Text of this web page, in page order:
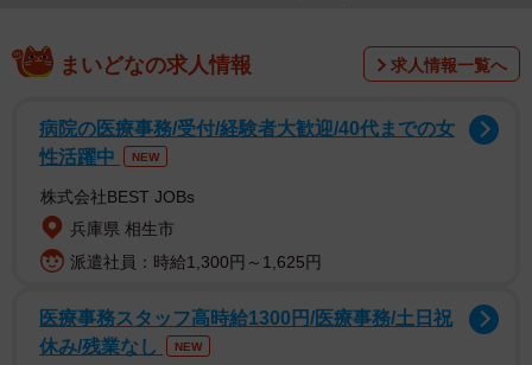
まいどなの求人情報 求人情報一覧へ
病院の医療事務/受付/経験者大歓迎/40代までの女
性活躍中
NEW
株式会社BEST JOBs
兵庫県 相生市
派遣社員：時給1,300円～1,625円
医療事務スタッフ高時給1300円/医療事務/土日祝
休み/残業なし
NEW